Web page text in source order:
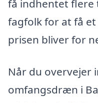
få indhentet flere
fagfolk for at få
prisen bliver for
Når du overvejer
omfangsdræn i